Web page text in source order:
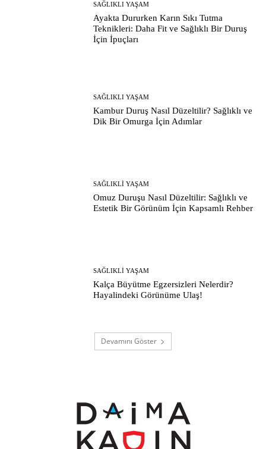
SAĞLIKLI YAŞAM
Ayakta Dururken Karın Sıkı Tutma
Teknikleri: Daha Fit ve Sağlıklı Bir Duruş
İçin İpuçları
SAĞLIKLI YAŞAM
Kambur Duruş Nasıl Düzeltilir? Sağlıklı ve
Dik Bir Omurga İçin Adımlar
SAĞLIKLI YAŞAM
Omuz Duruşu Nasıl Düzeltilir: Sağlıklı ve
Estetik Bir Görünüm İçin Kapsamlı Rehber
SAĞLIKLI YAŞAM
Kalça Büyütme Egzersizleri Nelerdir?
Hayalindeki Görünüme Ulaş!
Devamını Göster